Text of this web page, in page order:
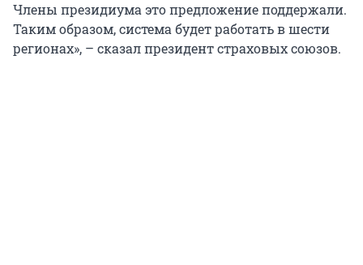
Члены президиума это предложение поддержали.
Таким образом, система будет работать в шести
регионах», – сказал президент страховых союзов.